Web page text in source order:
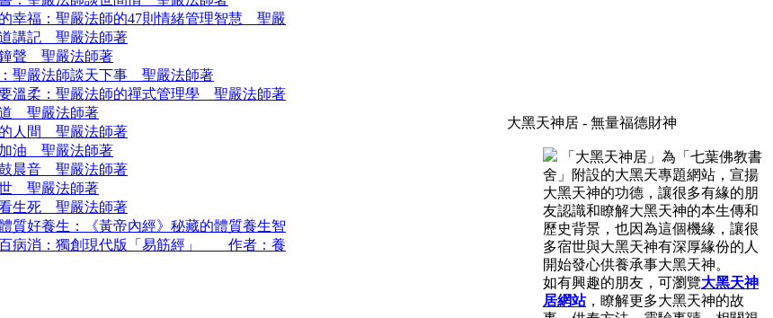
幸福：聖嚴法師的47則情緒管理智慧 聖嚴
講記 聖嚴法師著
聲 聖嚴法師著
聖嚴法師談天下事 聖嚴法師著
溫柔：聖嚴法師的禪式管理學 聖嚴法師著
聖嚴法師著
人間 聖嚴法師著
油 聖嚴法師著
晨音 聖嚴法師著
聖嚴法師著
生死 聖嚴法師著
質好養生：《黃帝內經》秘藏的體質養生智
病消：獨創現代版「易筋經」 作者：養
大黑天神居 - 無量福德財神
「大黑天神居」為「七葉佛教書
舍」附設的大黑天專題網站，宣揚
大黑天神的功德，讓很多有緣的朋
友認識和瞭解大黑天神的本生傳和
歷史背景，也因為這個機緣，讓很
多宿世與大黑天神有深厚緣份的人
開始發心供養承事大黑天神。
如有興趣的朋友，可瀏覽大黑天神
居網站，瞭解更多大黑天神的故